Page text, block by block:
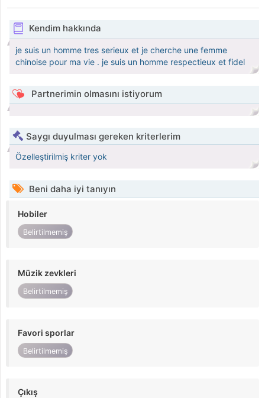
Kendim hakkında
je suis un homme tres serieux et je cherche une femme
chinoise pour ma vie . je suis un homme respectieux et fidel
Partnerimin olmasını istiyorum
Saygı duyulması gereken kriterlerim
Özelleştirilmiş kriter yok
Beni daha iyi tanıyın
Hobiler
Belirtilmemiş
Müzik zevkleri
Belirtilmemiş
Favori sporlar
Belirtilmemiş
Çıkış